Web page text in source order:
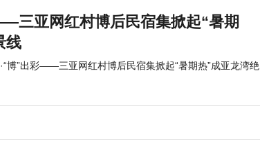
三亚网红村博后民宿集掀起“暑期
线
·“博”出彩——三亚网红村博后民宿集掀起“暑期热”成亚龙湾绝